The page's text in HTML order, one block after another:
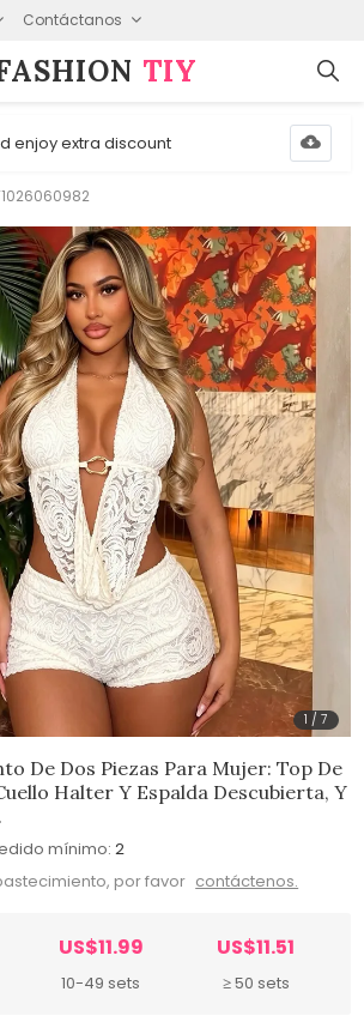
Contáctanos
TIY
enjoy extra discount
1 /7
De Dos Piezas Para Mujer: Top De
Halter Y Espalda Descubierta, Y
mínimo: 2
por favor contáctenos.
US$11.99
10-49 sets
US$11.51
≥ 50 sets